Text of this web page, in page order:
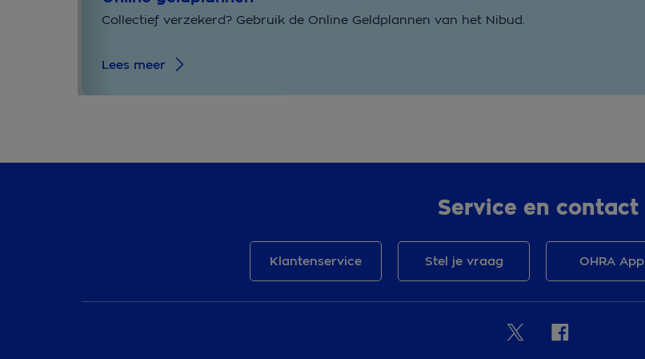
Collectief verzekerd? Gebruik de Online Geldplannen van het Nibud.
Lees meer
Service en contact
Klantenservice Stel je vraag OHRA App